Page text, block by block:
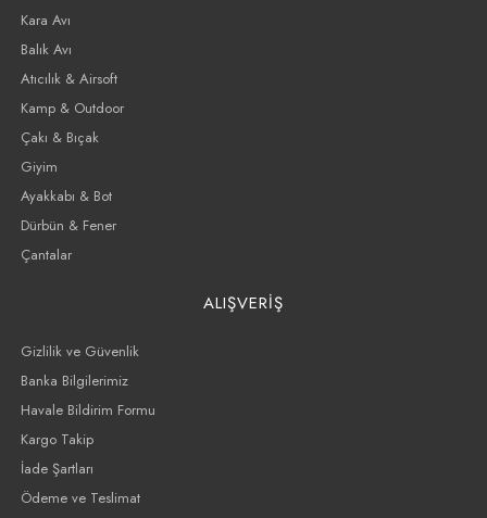
Kara Avı
Balık Avı
Atıcılık & Airsoft
Kamp & Outdoor
Çakı & Bıçak
Giyim
Ayakkabı & Bot
Dürbün & Fener
Çantalar
ALIŞVERİŞ
Gizlilik ve Güvenlik
Banka Bilgilerimiz
Havale Bildirim Formu
Kargo Takip
İade Şartları
Ödeme ve Teslimat